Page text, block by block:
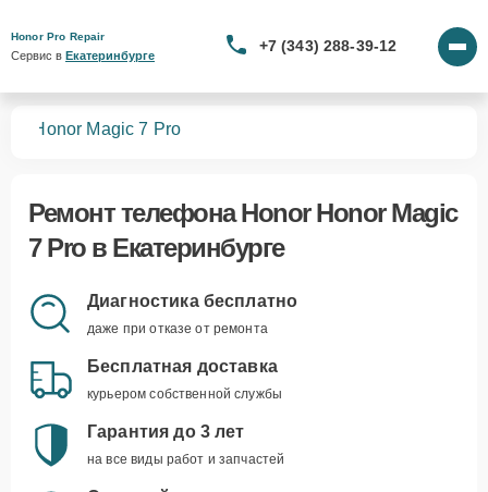
Honor Pro Repair
Сервис в Екатеринбурге
+7 (343) 288-39-12
Honor Magic 7 Pro
Ремонттелефона Honor Honor Magic
7 Proв Екатеринбурге
Диагностика бесплатно
даже при отказе от ремонта
Бесплатная доставка
курьером собственной службы
Гарантия до 3 лет
на все виды работ и запчастей